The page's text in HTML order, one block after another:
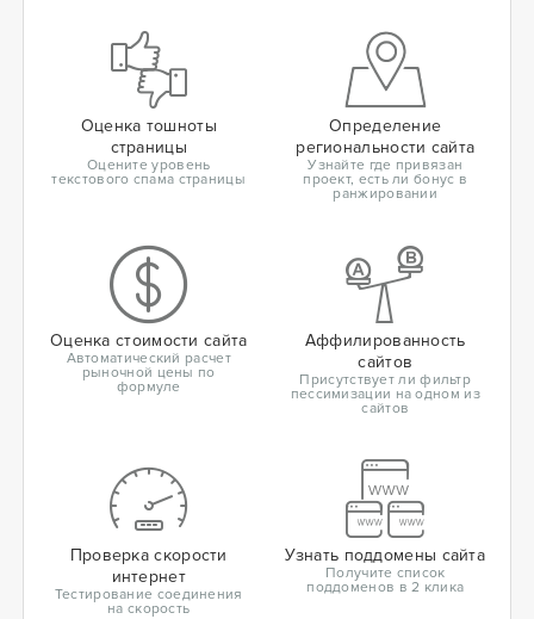
Оценка тошноты
страницы
Оцените уровень
текстового спама страницы
Определение
региональности сайта
Узнайте где привязан
проект, есть ли бонус в
ранжировании
Оценка стоимости сайта
Автоматический расчет
рыночной цены по
формуле
Аффилированность
сайтов
Присутствует ли фильтр
пессимизации на одном из
сайтов
Проверка скорости
интернет
Тестирование соединения
на скорость
Узнать поддомены сайта
Получите список
поддоменов в 2 клика